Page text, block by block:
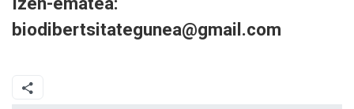
biodibertsitategunea@gmail.com